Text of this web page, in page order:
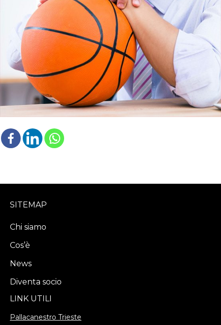
SITEMAP
Chi siamo
Cos’è
News
Diventa socio
LINK UTILI
Pallacanestro Trieste